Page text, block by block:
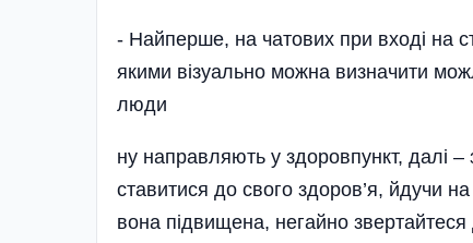
- Найперше, на чатових при вході на
якими візуально можна визначити
люди
ну направляють у здоровпункт, далі
ставитися до свого здоров’я, йдучи
вона під­вищена, негайно